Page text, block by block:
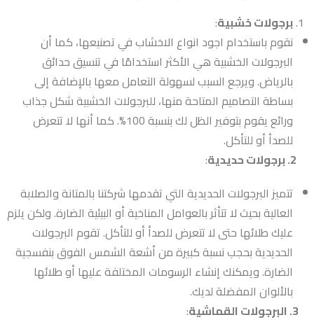
برجولات خشبية:
نقوم باستخدام اجود انواع الاخشاب في تصنيعها، كما أن
البرجولات الخشبية هي الأكثر استخدامًا في تنسيق حدائق
بالرياض. ويرجع السبب لسهولة التعامل معها بالإضافة إلى
بساطة التصاميم المتاحة منها، للبرجولات الخشبية شكل جذاب
ورائع يقوم بتوفير الظل لك بنسبة 100%. كما أنها لا تتعرض
للصدأ أو للتأكل.
:
تتميز البرجولات الحديدية التي تقدمها شركتنا بالمتانة والصلابة
العالية بحيث لا تتأثر بالعوامل المناخية أو البيئية الضارة. ولكن يلزم
عليك طلائها حتى لا تتعرض للصدأ أو للتأكل. تقوم البرجولات
الحديدية بحجب نسبة كبيرة من أشعة الشمس الفوق بنفسجية
الضارة. ويمكنك إنشاء الرسومات المختلفة عليها أو طلائها
بالألوان المفضلة لديك.
: